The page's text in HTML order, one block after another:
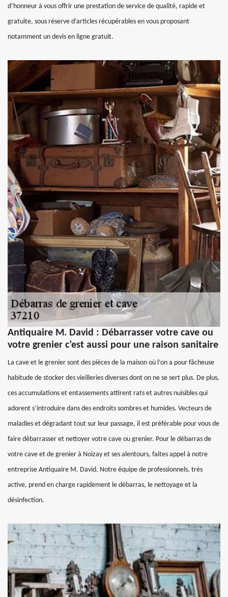
d’honneur à vous offrir une prestation de service de qualité, rapide et
gratuite, sous réserve d’articles récupérables en vous proposant
notamment un devis en ligne gratuit.
Antiquaire M. David : Débarrasser votre cave ou
votre grenier c’est aussi pour une raison sanitaire
La cave et le grenier sont des pièces de la maison où l’on a pour fâcheuse
habitude de stocker des vieilleries diverses dont on ne se sert plus. De plus,
ces accumulations et entassements attirent rats et autres nuisibles qui
adorent s’introduire dans des endroits sombres et humides. Vecteurs de
maladies et dégradant tout sur leur passage, il est préférable pour vous de
faire débarrasser et nettoyer votre cave ou grenier. Pour le débarras de
votre cave et de grenier à Noizay et ses alentours, faites appel à notre
entreprise Antiquaire M. David. Notre équipe de professionnels, très
active, prend en charge rapidement le débarras, le nettoyage et la
désinfection.